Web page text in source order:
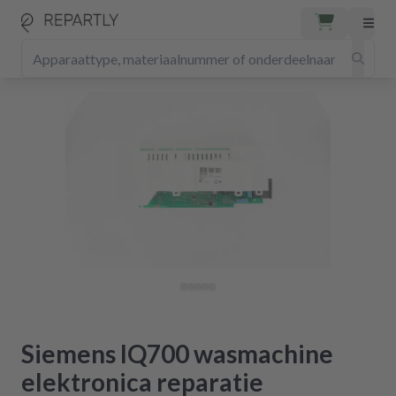
Siemens IQ700 wasmachine
elektronica reparatie